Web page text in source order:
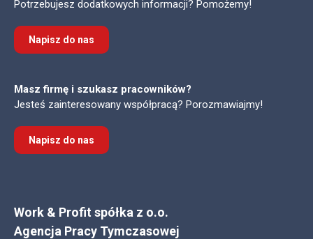
Potrzebujesz dodatkowych informacji? Pomożemy!
Napisz do nas
Masz firmę i szukasz pracowników?
Jesteś zainteresowany współpracą? Porozmawiajmy!
Napisz do nas
Work & Profit spółka z o.o.
Agencja Pracy Tymczasowej